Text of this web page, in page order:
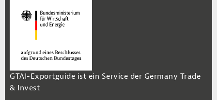
GTAI-Exportguide ist ein Service der Germany Trade
& Invest